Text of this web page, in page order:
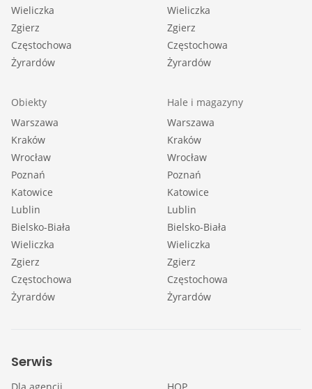
Wieliczka
Zgierz
Częstochowa
Żyrardów
Wieliczka
Zgierz
Częstochowa
Żyrardów
Obiekty
Warszawa
Kraków
Wrocław
Poznań
Katowice
Lublin
Bielsko-Biała
Wieliczka
Zgierz
Częstochowa
Żyrardów
Hale i magazyny
Warszawa
Kraków
Wrocław
Poznań
Katowice
Lublin
Bielsko-Biała
Wieliczka
Zgierz
Częstochowa
Żyrardów
Serwis